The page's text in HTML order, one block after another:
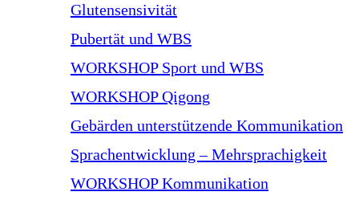
Glutensensivität
Pubertät und WBS
WORKSHOP Sport und WBS
WORKSHOP Qigong
Gebärden unterstützende Kommunikation
Sprachentwicklung – Mehrsprachigkeit
WORKSHOP Kommunikation